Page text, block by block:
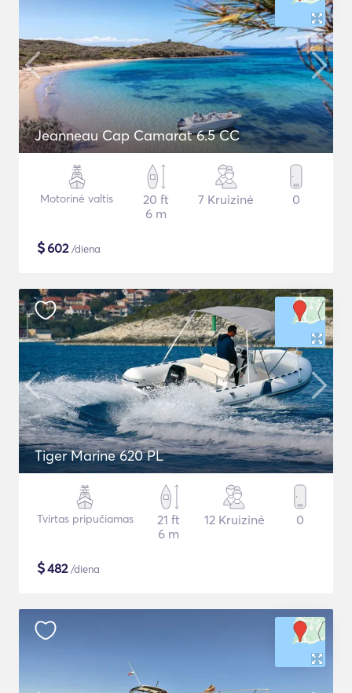
Jeanneau Cap Camarat 6.5 CC
Motorinė valtis
20 ft
6 m
7 Kruizinė 0
$602/diena
Tiger Marine 620 PL
Tvirtas pripučiamas
21 ft
6 m
12 Kruizinė 0
$482/diena